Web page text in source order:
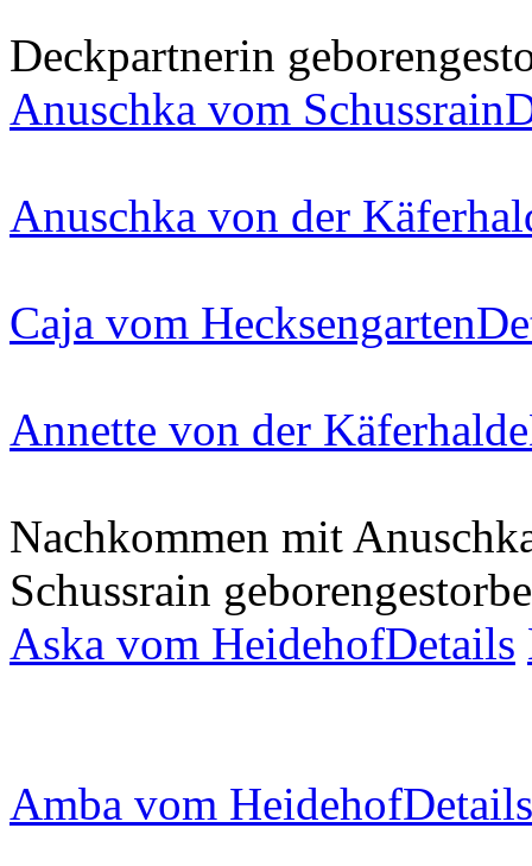
Deckpartnerin geboren
Anuschka vom Schussrain
Anuschka von der
Caja vom Hecksengarten
Annette von der Käferhalde
Nachkommen mit
Schussrain geboren
Aska vom HeidehofDetails
Amba vom HeidehofDetails